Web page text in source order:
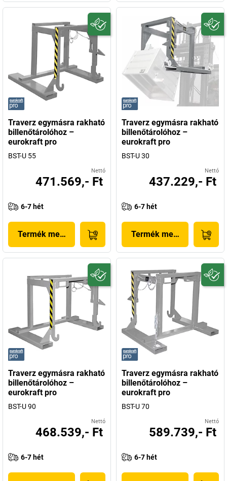
Traverz egymásra rakható
billenőtárolóhoz –
eurokraft pro
BST-U 55
Nettó
471.569,- Ft
6-7 hét
Termék megjelenítése
Traverz egymásra rakható
billenőtárolóhoz –
eurokraft pro
BST-U 30
Nettó
437.229,- Ft
6-7 hét
Termék megjelenítése
Traverz egymásra rakható
billenőtárolóhoz –
eurokraft pro
BST-U 90
Nettó
468.539,- Ft
6-7 hét
Traverz egymásra rakható
billenőtárolóhoz –
eurokraft pro
BST-U 70
Nettó
589.739,- Ft
6-7 hét